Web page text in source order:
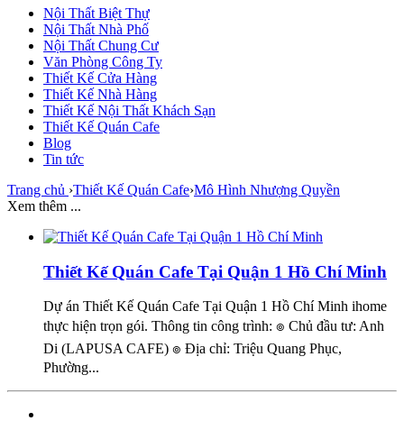
Nội Thất Biệt Thự
Nội Thất Nhà Phố
Nội Thất Chung Cư
Văn Phòng Công Ty
Thiết Kế Cửa Hàng
Thiết Kế Nhà Hàng
Thiết Kế Nội Thất Khách Sạn
Thiết Kế Quán Cafe
Blog
Tin tức
Trang chủ ›Thiết Kế Quán Cafe›Mô Hình Nhượng Quyền
Xem thêm ...
Thiết Kế Quán Cafe Tại Quận 1 Hồ Chí Minh
Dự án Thiết Kế Quán Cafe Tại Quận 1 Hồ Chí Minh ihome
thực hiện trọn gói. Thông tin công trình: ๏ Chủ đầu tư: Anh
Di (LAPUSA CAFE) ๏ Địa chỉ: Triệu Quang Phục,
Phường...